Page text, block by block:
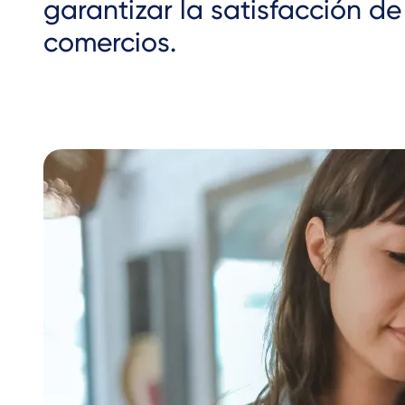
garantizar la satisfacción
comercios.